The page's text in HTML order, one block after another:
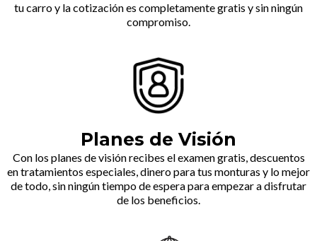
tu carro y la cotización es completamente gratis y sin ningún
compromiso.
Planes de Visión
Con los planes de visión recibes el examen gratis, descuentos
en tratamientos especiales, dinero para tus monturas y lo mejor
de todo, sin ningún tiempo de espera para empezar a disfrutar
de los beneficios.